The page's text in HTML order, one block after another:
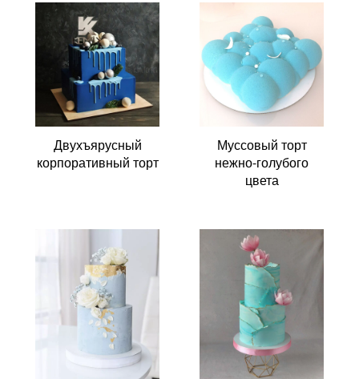
Двухъярусный
корпоративный торт
Муссовый торт
нежно-голубого
цвета